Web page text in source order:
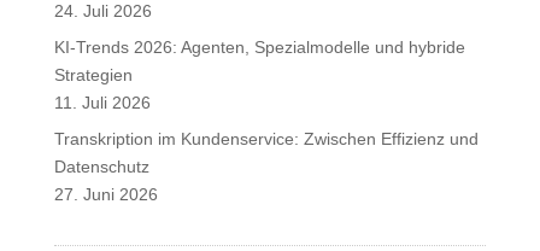
24. Juli 2026
KI-Trends 2026: Agenten, Spezialmodelle und hybride
Strategien
11. Juli 2026
Transkription im Kundenservice: Zwischen Effizienz und
Datenschutz
27. Juni 2026